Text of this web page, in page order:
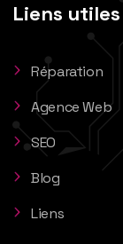
Liens utiles
Réparation
Agence Web
SEO
Blog
Liens